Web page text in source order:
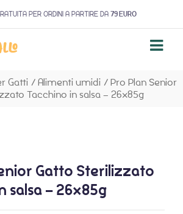
PER ORDINI A PARTIRE DA 79 EURO
Gatti / Alimenti umidi / Pro Plan Senior
Tacchino in salsa – 26x85g
Gatto Sterilizzato
salsa – 26x85g